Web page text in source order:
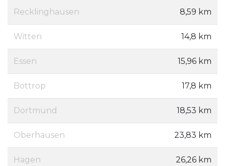
Recklinghausen 8,59 km
Witten 14,8 km
Essen 15,96 km
Bottrop 17,8 km
Dortmund 18,53 km
Oberhausen 23,83 km
Hagen 26,26 km